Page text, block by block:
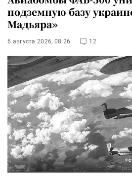
подземную базу
Мадьяра»
6 августа 2026, 08:26 12